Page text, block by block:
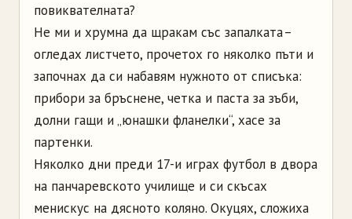
повиквателната?
Не ми и хрумна да щракам със запалката –
огледах листчето, прочетох го няколко пъти и
започнах да си набавям нужното от списъка:
прибори за бръснене, четка и паста за зъби,
долни гащи и „юнашки фланелки“, хасе за
партенки.
Няколко дни преди 17-и играх футбол в двора
на панчаревското училище и си скъсах
менискус на дясното коляно. Окуцях, сложиха